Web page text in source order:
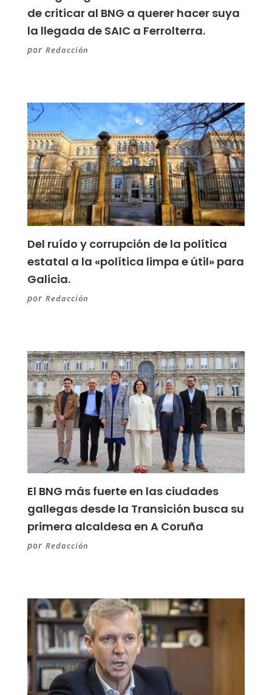
de criticar al BNG a querer hacer suya
la llegada de SAIC a Ferrolterra.
por Redacción
Del ruído y corrupción de la política
estatal a la «política limpa e útil» para
Galicia.
por Redacción
El BNG más fuerte en las ciudades
gallegas desde la Transición busca su
primera alcaldesa en A Coruña
por Redacción